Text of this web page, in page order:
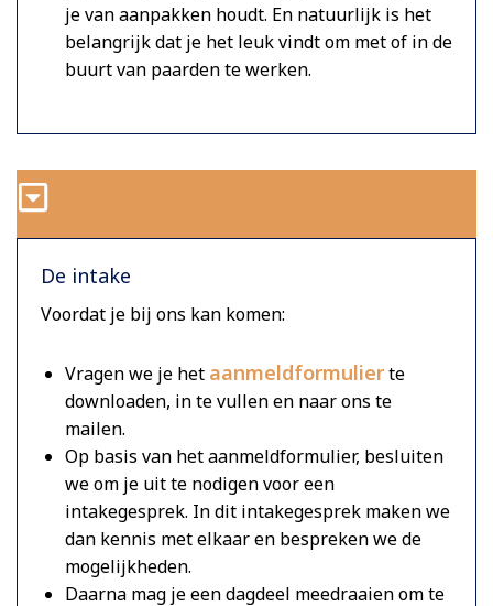
je van aanpakken houdt. En natuurlijk is het
belangrijk dat je het leuk vindt om met of in de
buurt van paarden te werken.
De intake
Voordat je bij ons kan komen:
Vragen we je het aanmeldformulierte
downloaden, in te vullen en naar ons te
mailen.
Op basis van het aanmeldformulier, besluiten
we om je uit te nodigen voor een
intakegesprek. In dit intakegesprek maken we
dan kennis met elkaar en bespreken we de
mogelijkheden.
Daarna mag je een dagdeel meedraaien om te